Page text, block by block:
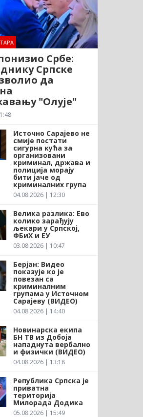
Србе:
Српске
да
"Олује"
Источно Сарајево не
смије постати
сигурна кућа за
организовани
криминал, држава и
полиција морају
бити јаче од
криминалних група
04.08.2026 | 12:30
Велика разлика: Ево
колико зарађују
љекари у Српској,
ФБиХ и ЕУ
03.08.2026 | 10:47
Берјан: Видео
показује ко је
повезан са
криминалним
групама у Источном
Сарајеву (ВИДЕО)
04.08.2026 | 14:40
Новинарска екипа
БН ТВ из Добоја
нападнута вербално
и физички (ВИДЕО)
04.08.2026 | 13:18
Република Српска је
приватна
територија
Милорада Додика
05.08.2026 | 15:49